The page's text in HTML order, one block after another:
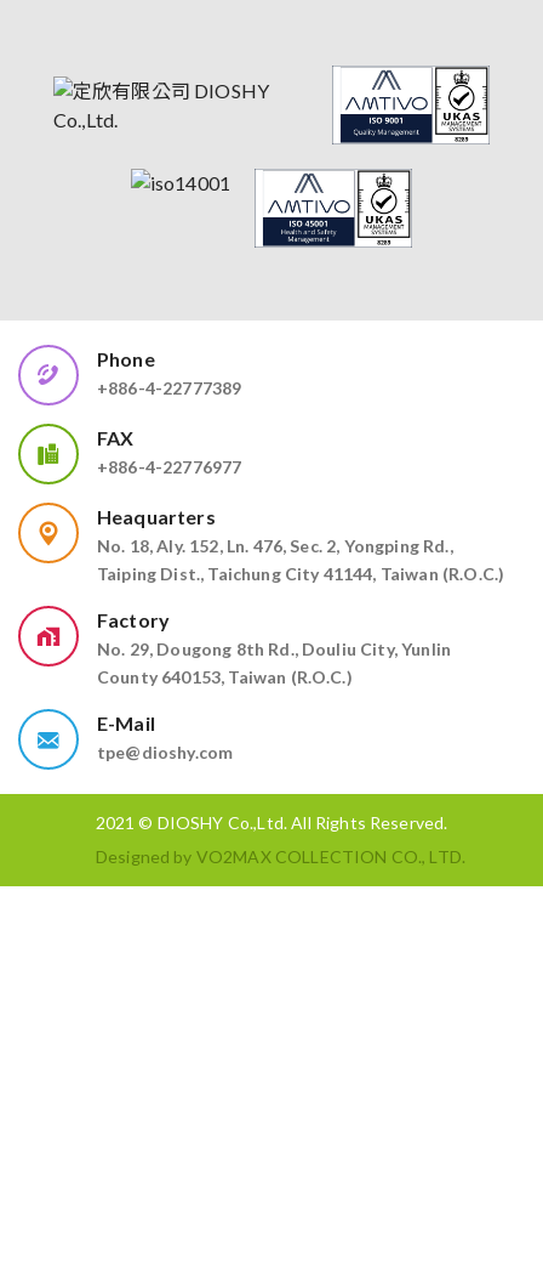
Phone
+886-4-22777389
FAX
+886-4-22776977
Heaquarters
No. 18, Aly. 152, Ln. 476, Sec. 2, Yongping Rd.,
Taiping Dist., Taichung City 41144, Taiwan (R.O.C.)
Factory
No. 29, Dougong 8th Rd., Douliu City, Yunlin
County 640153, Taiwan (R.O.C.)
E-Mail
tpe@dioshy.com
2021 © DIOSHY Co.,Ltd. All Rights Reserved.
Designed by VO2MAX COLLECTION CO., LTD.